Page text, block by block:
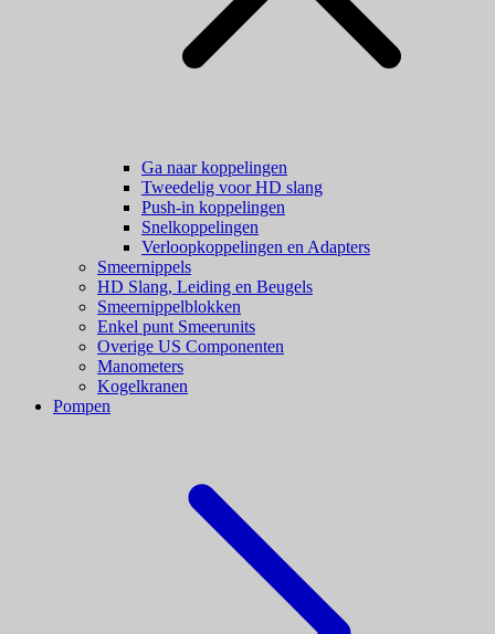
Ga naar koppelingen
Tweedelig voor HD slang
Push-in koppelingen
Snelkoppelingen
Verloopkoppelingen en Adapters
Smeernippels
HD Slang, Leiding en Beugels
Smeernippelblokken
Enkel punt Smeerunits
Overige US Componenten
Manometers
Kogelkranen
Pompen